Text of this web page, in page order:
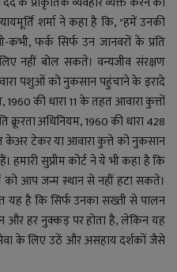
शर्मा ने कहाहै कि, "हमें उनकी
फर्क सिर्फ उन जानवरों के प्रति
नहीं बोल सकते। वन्यजीव संरक्षण
पशुओं को नुकसान पहुंचाने के इरादे
की धारा 11 के तहत आवारा कुत्तों
क्रूरता अधिनियम, 1960 की धारा 428
टेकर या आवारा कुत्ते को नुकसान
हमारीसुप्रीम कोर्ट ने ये भी कहा है कि
को आप जन्म स्थान से नहींहटा सकते।
यह है किसिर्फउनका सख्ती से पालन
और हर नुक्कड़ पर होता है, लेकिन यह
के लिए उठें और असहाय दर्शकों जैसे